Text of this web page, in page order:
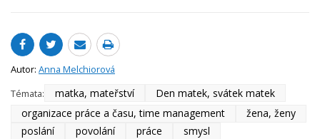
Autor: Anna Melchiorová
Témata:
matka, mateřství
Den matek, svátek matek
organizace práce a času, time management
žena, ženy
poslání
povolání práce
smysl